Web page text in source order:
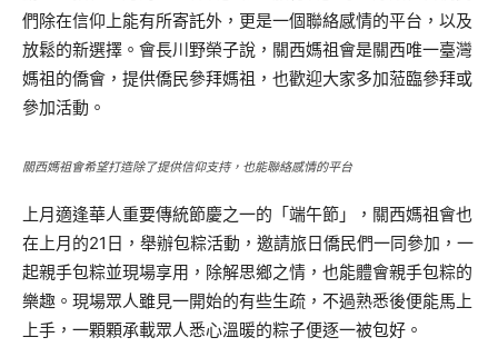
們除在信仰上能有所寄託外，更是一個聯絡感情的平台，以及
放鬆的新選擇。會長川野榮子說，關西媽祖會是關西唯一臺灣
媽祖的僑會，提供僑民參拜媽祖，也歡迎大家多加蒞臨參拜或
參加活動。
關西媽祖會希望打造除了提供信仰支持，也能聯絡感情的平台
上月適逢華人重要傳統節慶之一的「端午節」，關西媽祖會也
在上月的21日，舉辦包粽活動，邀請旅日僑民們一同參加，一
起親手包粽並現場享用，除解思鄉之情，也能體會親手包粽的
樂趣。現場眾人雖見一開始的有些生疏，不過熟悉後便能馬上
上手，一顆顆承載眾人悉心溫暖的粽子便逐一被包好。